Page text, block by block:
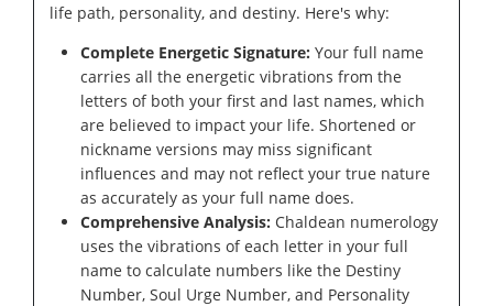
life path, personality, and destiny. Here's why:
Complete Energetic Signature: Your full name
carries all the energetic vibrations from the
letters of both your first and last names, which
are believed to impact your life. Shortened or
nickname versions may miss significant
influences and may not reflect your true nature
as accurately as your full name does.
Comprehensive Analysis: Chaldean numerology
uses the vibrations of each letter in your full
name to calculate numbers like the Destiny
Number, Soul Urge Number, and Personality